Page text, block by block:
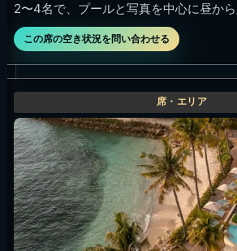
2〜4名で、プールと写真を中心に昼から
この席の空き状況を問い合わせる